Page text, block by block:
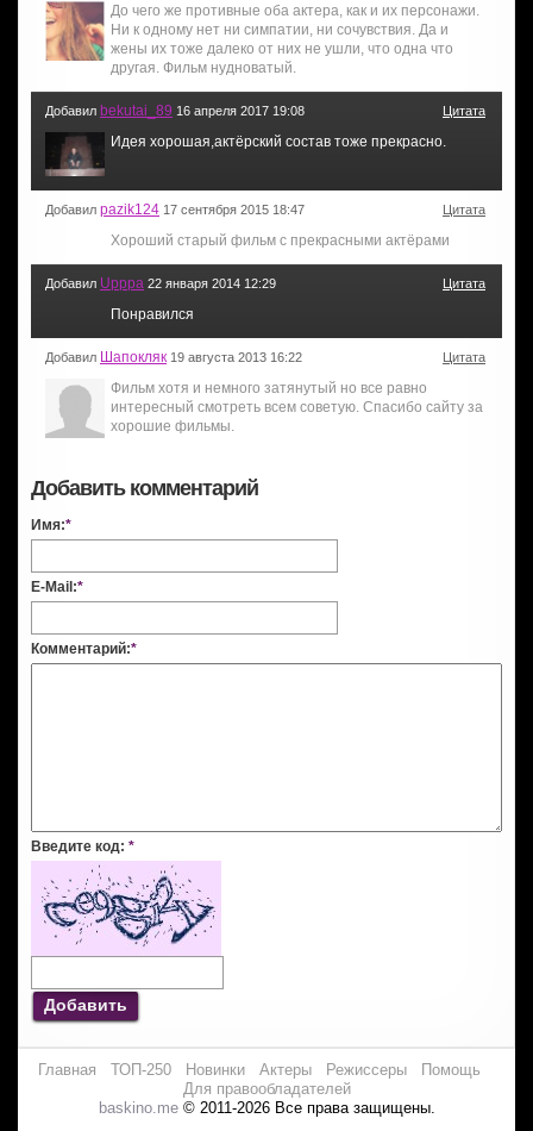
До чего же противные оба актера, как и их персонажи.
Ни к одному нет ни симпатии, ни сочувствия. Да и
жены их тоже далеко от них не ушли, что одна что
другая. Фильм нудноватый.
Добавил bekutai_89 16 апреля 2017 19:08 Цитата
Идея хорошая,актёрский состав тоже прекрасно.
Добавил pazik124 17 сентября 2015 18:47 Цитата
Хороший старый фильм с прекрасными актёрами
Добавил Upppa 22 января 2014 12:29 Цитата
Понравился
Добавил Шапокляк 19 августа 2013 16:22 Цитата
Фильм хотя и немного затянутый но все равно
интересный смотреть всем советую. Спасибо сайту за
хорошие фильмы.
Добавить комментарий
Имя:*
E-Mail:*
Комментарий:*
Введите код: *
Добавить
Главная ТОП-250 Новинки Актеры Режиссеры
Помощь
Для правообладателей
baskino.me© 2011-2026 Все права защищены.